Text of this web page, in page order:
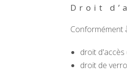
Droit
Conformément
droit d'accès
droit de